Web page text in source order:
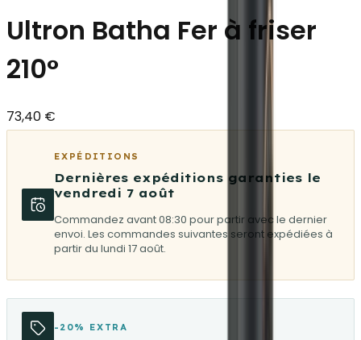
Ultron Batha Fer à friser
210°
73,40 €
EXPÉDITIONS
Dernières expéditions garanties le
vendredi 7 août
Commandez avant 08:30 pour partir avec le dernier
envoi. Les commandes suivantes seront expédiées à
partir du lundi 17 août.
-20% EXTRA